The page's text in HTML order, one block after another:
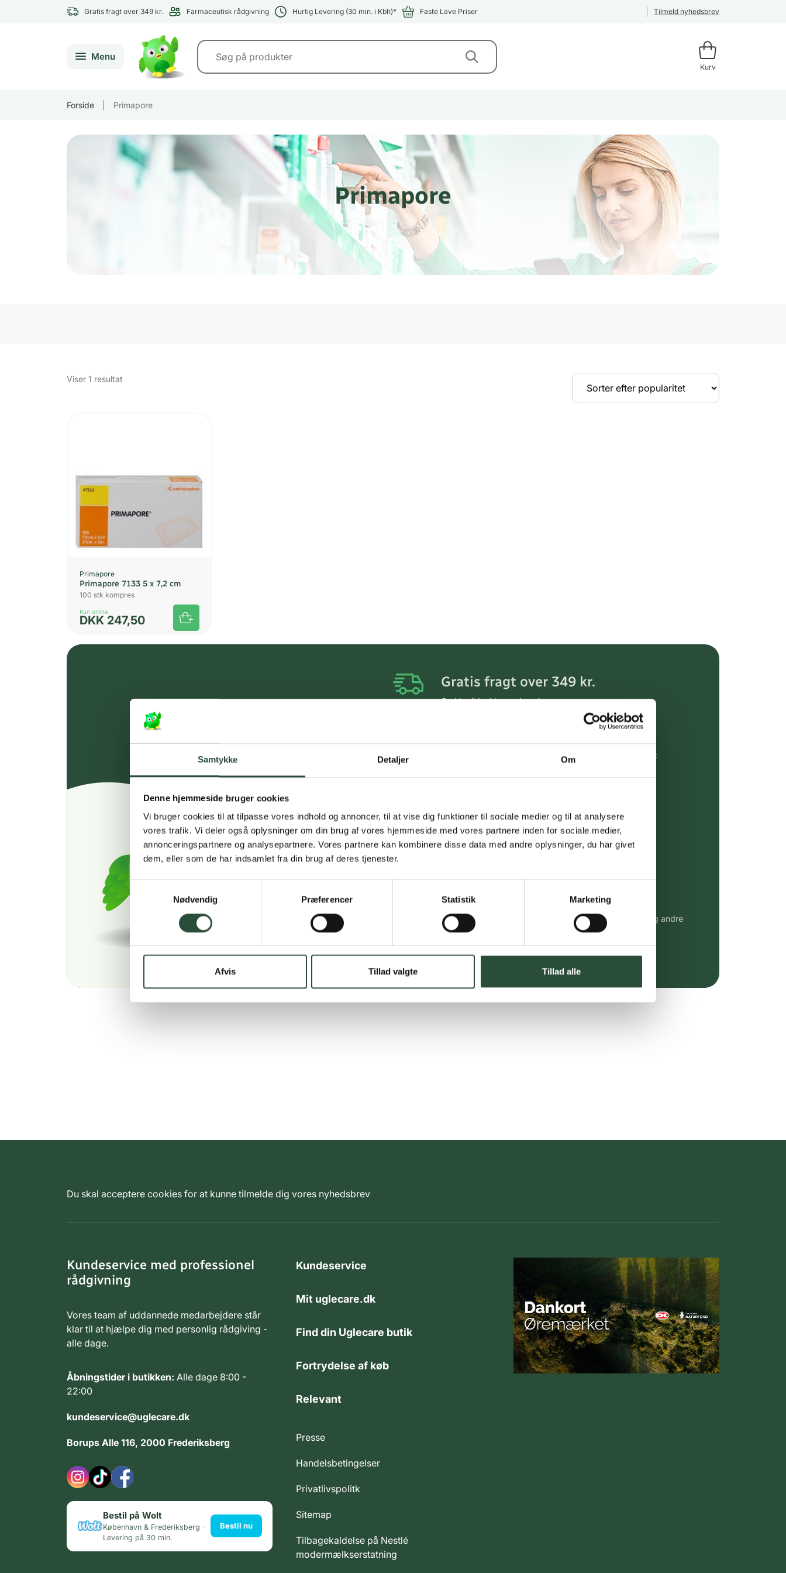
Samtykke Detaljer Om
Denne hjemmeside bruger cookies
Vi bruger cookies til at tilpasse vores indhold og annoncer, til at vise dig funktioner til sociale medier og til at analysere
vores trafik. Vi deler også oplysninger om din brug af vores hjemmeside med vores partnere inden for sociale medier,
annonceringspartnere og analysepartnere. Vores partnere kan kombinere disse data med andre oplysninger, du har givet
dem, eller som de har indsamlet fra din brug af deres tjenester.
Nødvendig
Præferencer Statistik Marketing
Afvis Tillad valgte Tillad alle
Gratis fragt over 349 kr. Farmaceutisk rådgivning Hurtig Levering (30 min. i Kbh)* Faste Lave Priser Tilmeld nyhedsbrev
Menu
Kurv
Forside Primapore
Primapore
Viser 1 resultat
Primapore
Primapore 7133 5 x 7,2 cm
100 stk kompres
Kun online
DKK 247,50
Gratis fragt over 349 kr.
Gælder ikke hjemmelevering
kundeservice@uglecare.dk
Faste lave priser*
Stort udvalg af kendte produkter
Vi tilbyder et stort udvalg af kendte cremer, vitaminer og andre
spændende produkter – altid til fast lav pris.
Læs mere om Uglecare.dk her
Du skal acceptere cookies for at kunne tilmelde dig vores nyhedsbrev
Kundeservice med professionel
rådgivning
Vores team af uddannede medarbejdere står
klar til at hjælpe dig med personlig rådgiving -
alle dage.
Åbningstider i butikken: Alle dage 8:00 -
22:00
kundeservice@uglecare.dk
Borups Alle 116, 2000 Frederiksberg
Bestil på Wolt
København & Frederiksberg ·
Levering på 30 min.
Bestil nu
Kundeservice
Mit uglecare.dk
Find din Uglecare butik
Fortrydelse af køb
Relevant
Presse
Handelsbetingelser
Privatlivspolitk
Sitemap
Tilbagekaldelse på Nestlé
modermælkserstatning